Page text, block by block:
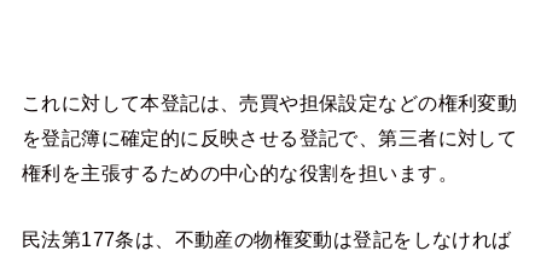
これに対して本登記は、売買や担保設定などの権利変動
を登記簿に確定的に反映させる登記で、第三者に対して
権利を主張するための中心的な役割を担います。
民法第177条は、不動産の物権変動は登記をしなければ